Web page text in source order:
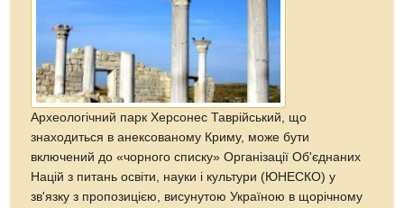
Археологічний парк Херсонес Таврійський, що
знаходиться в анексованому Криму, може бути
включений до «чорного списку» Організації Об'єднаних
Націй з питань освіти, науки і культури (ЮНЕСКО) у
зв'язку з пропозицією, висунутою Україною в щорічному